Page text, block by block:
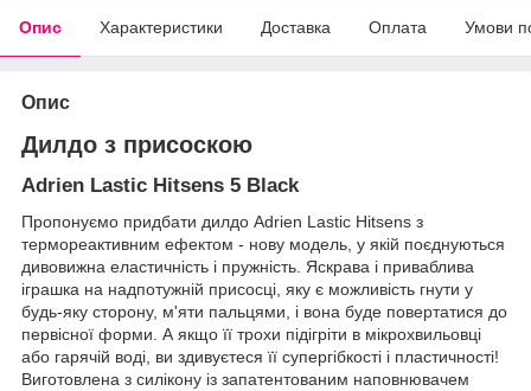
Опис Характеристики Доставка Оплата Умови
Опис
Дилдо з присоскою
Adrien Lastic Hitsens 5 Black
Пропонуємо придбати дилдо Adrien Lastic Hitsens з
термореактивним ефектом - нову модель, у якій поєднуються
дивовижна еластичність і пружність. Яскрава і приваблива
іграшка на надпотужній присосці, яку є можливість гнути у
будь-яку сторону, м'яти пальцями, і вона буде повертатися до
первісної форми. А якщо її трохи підігріти в мікрохвильовці
або гарячій воді, ви здивуєтеся її супергібкості і пластичності!
Виготовлена ​​з силікону із запатентованим наповнювачем